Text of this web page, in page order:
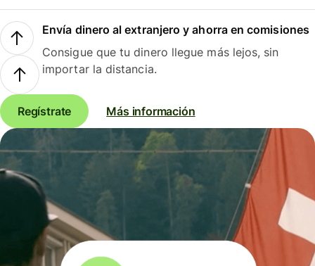
Envía dinero al extranjero y ahorra en comisiones
Consigue que tu dinero llegue más lejos, sin
importar la distancia.
Regístrate Más información